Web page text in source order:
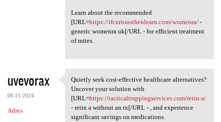
Learn about the recommended
[URL=https://ifcuriousthenlearn.com/womenra/-
generic womenra uk[/URL - for efficient treatment
of mites.
uvevorax
08.11.2024
Adres
Quietly seek cost-effective
Quietly seek cost-effective healthcare alternatives?
Uncover your solution with
[URL=https://tacticaltrappingservices.com/retin-a/
- retin a without an rx[/URL - , and experience
significant savings on medications.